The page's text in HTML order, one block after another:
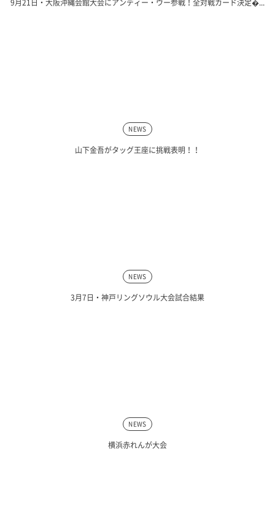
9月21日・大阪沖縄会館大会にアンディー・ウー参戦！全対戦カード決定�...
NEWS
山下金吾がタッグ王座に挑戦表明！！
NEWS
3月7日・神戸リングソウル大会試合結果
NEWS
横浜赤れんが大会